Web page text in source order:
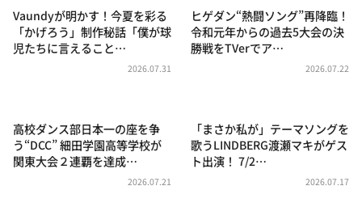
朝だ！生です旅サラダ
教えて！ニュースライブ 正義のミカタ
ポツンと一軒家
ザキ山小屋本館
Vaundyが明かす！今夏を彩る
「かげろう」制作秘話「僕が球
児たちに言えること…
2026.07.31
ヒゲダン“熱闘ソング”再降臨！
令和元年からの過去5大会の決
勝戦をTVerでア…
2026.07.22
高校ダンス部日本一の座を争
う“DCC” 細田学園高等学校が
関東大会２連覇を達成…
2026.07.21
「まさか私が」テーマソングを
歌うLINDBERG渡瀬マキがゲス
ト出演！ 7/2…
2026.07.17